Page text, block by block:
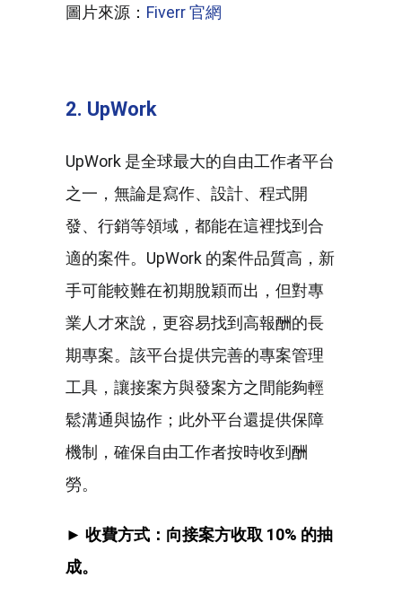
圖片來源： Fiverr 官網
2. UpWork
UpWork 是全球最大的自由工作者平台
之一，無論是寫作、設計、程式開
發、行銷等領域，都能在這裡找到合
適的案件。UpWork 的案件品質高，新
手可能較難在初期脫穎而出，但對專
業人才來說，更容易找到高報酬的長
期專案。該平台提供完善的專案管理
工具，讓接案方與發案方之間能夠輕
鬆溝通與協作；此外平台還提供保障
機制，確保自由工作者按時收到酬
勞。
► 收費方式：向接案方收取 10% 的抽
成。